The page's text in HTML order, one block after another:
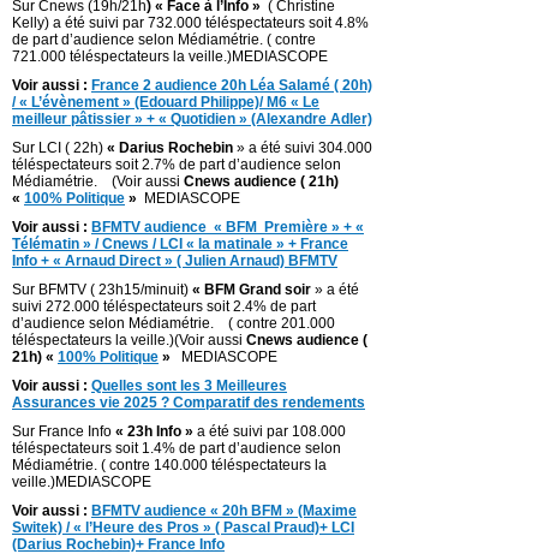
Sur Cnews (19h/21h) « Face à l’Info » ( Christine
Kelly) a été suivi par 732.000 téléspectateurs soit 4.8%
de part d’audience selon Médiamétrie. ( contre
721.000 téléspectateurs la veille.)MEDIASCOPE
Voir aussi : France 2 audience 20h Léa Salamé ( 20h)
/ « L’évènement » (Edouard Philippe)/ M6 « Le
meilleur pâtissier » + « Quotidien » (Alexandre Adler)
Sur LCI ( 22h) « Darius Rochebin » a été suivi 304.000
téléspectateurs soit 2.7% de part d’audience selon
Médiamétrie. (Voir aussi Cnews audience ( 21h)
« 100% Politique » MEDIASCOPE
Voir aussi : BFMTV audience « BFM Première » + «
Télématin » / Cnews / LCI « la matinale » + France
Info + « Arnaud Direct » ( Julien Arnaud) BFMTV
Sur BFMTV ( 23h15/minuit) « BFM Grand soir » a été
suivi 272.000 téléspectateurs soit 2.4% de part
d’audience selon Médiamétrie. ( contre 201.000
téléspectateurs la veille.)(Voir aussi Cnews audience (
21h) « 100% Politique » MEDIASCOPE
Voir aussi : Quelles sont les 3 Meilleures
Assurances vie 2025 ? Comparatif des rendements
Sur France Info « 23h Info » a été suivi par 108.000
téléspectateurs soit 1.4% de part d’audience selon
Médiamétrie. ( contre 140.000 téléspectateurs la
veille.)MEDIASCOPE
Voir aussi : BFMTV audience « 20h BFM » (Maxime
Switek) / « l’Heure des Pros » ( Pascal Praud)+ LCI
(Darius Rochebin)+ France Info